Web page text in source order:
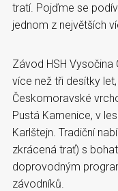
tratí. Pojďme se
jednom z největších
Závod HSH Vysočina
více než tři desítky
Českomoravské
Pustá Kamenice, v
Karlštejn. Tradiční
zkrácená trať) s
doprovodným
závodníků.